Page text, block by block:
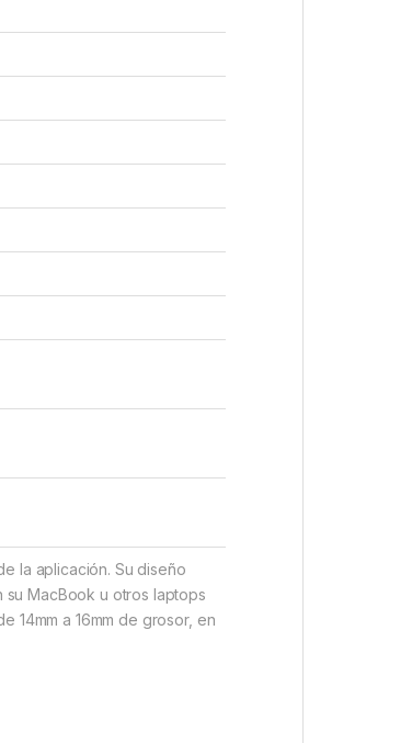
la aplicación. Su diseño
MacBook u otros laptops
14mm a 16mm de grosor, en